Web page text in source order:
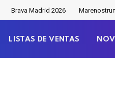
Brava Madrid 2026
LISTAS DE VENTAS